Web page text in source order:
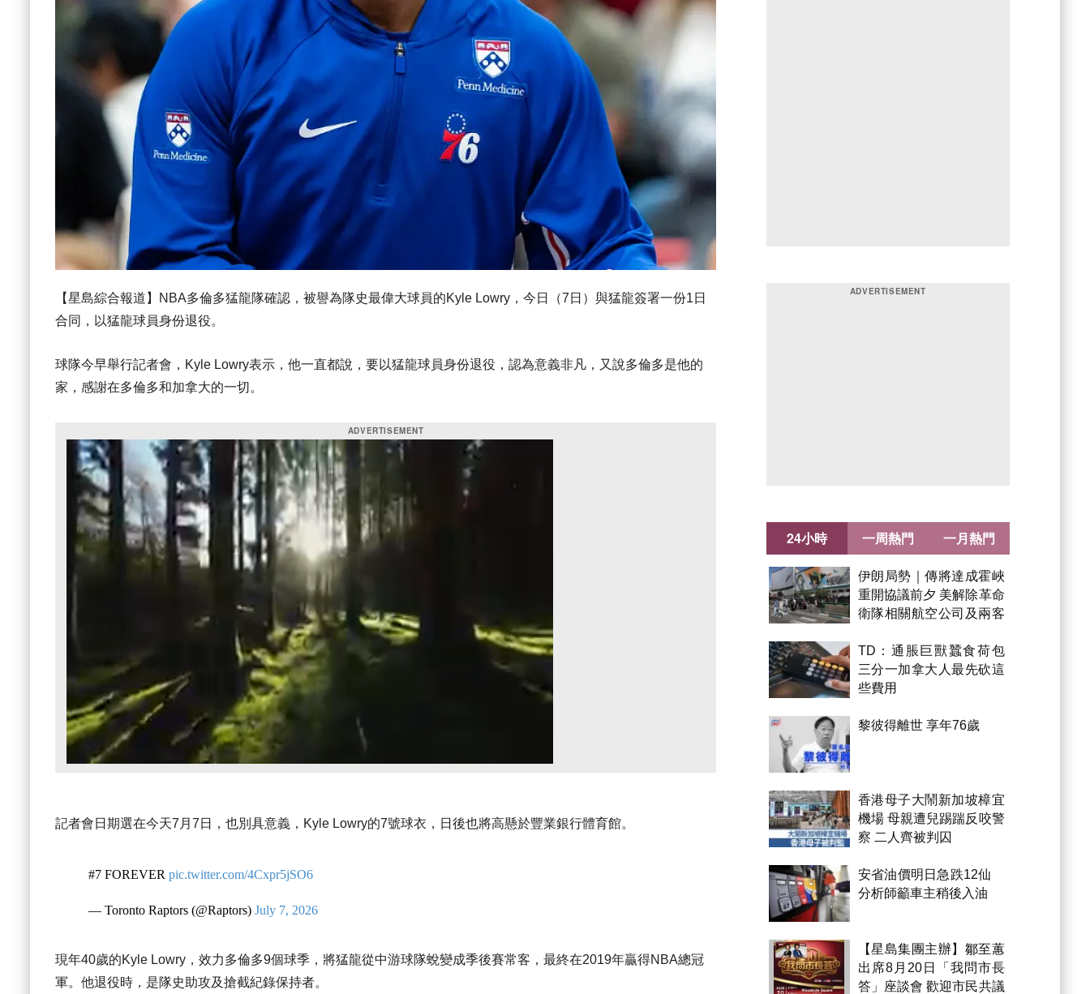
【星島綜合報道】NBA多倫多猛龍隊確認，被譽為隊史最偉大球員的Kyle Lowry，今日（7日）與猛龍簽署一份1日
合同，以猛龍球員身份退役。
球隊今早舉行記者會，Kyle Lowry表示，他一直都說，要以猛龍球員身份退役，認為意義非凡，又說多倫多是他的
家，感謝在多倫多和加拿大的一切。
記者會日期選在今天7月7日，也別具意義，Kyle Lowry的7號球衣，日後也將高懸於豐業銀行體育館。
#7 FOREVER pic.twitter.com/4Cxpr5jSO6
— Toronto Raptors (@Raptors) July 7, 2026
現年40歲的Kyle Lowry，效力多倫多9個球季，將猛龍從中游球隊蛻變成季後賽常客，最終在2019年贏得NBA總冠
軍。他退役時，是隊史助攻及搶截紀錄保持者。
24小時
伊朗局勢｜傳將達成霍峽
重開協議前夕 美解除革命
衛隊相關航空公司及兩客
TD：通脹巨獸蠶食荷包
三分一加拿大人最先砍這
些費用
黎彼得離世 享年76歲
香港母子大鬧新加坡樟宜
機場 母親遭兒踢踹反咬警
察 二人齊被判囚
安省油價明日急跌12仙
分析師籲車主稍後入油
【星島集團主辦】鄒至蕙
出席8月20日「我問市長
答」座談會 歡迎市民共議
一周熱門 一月熱門